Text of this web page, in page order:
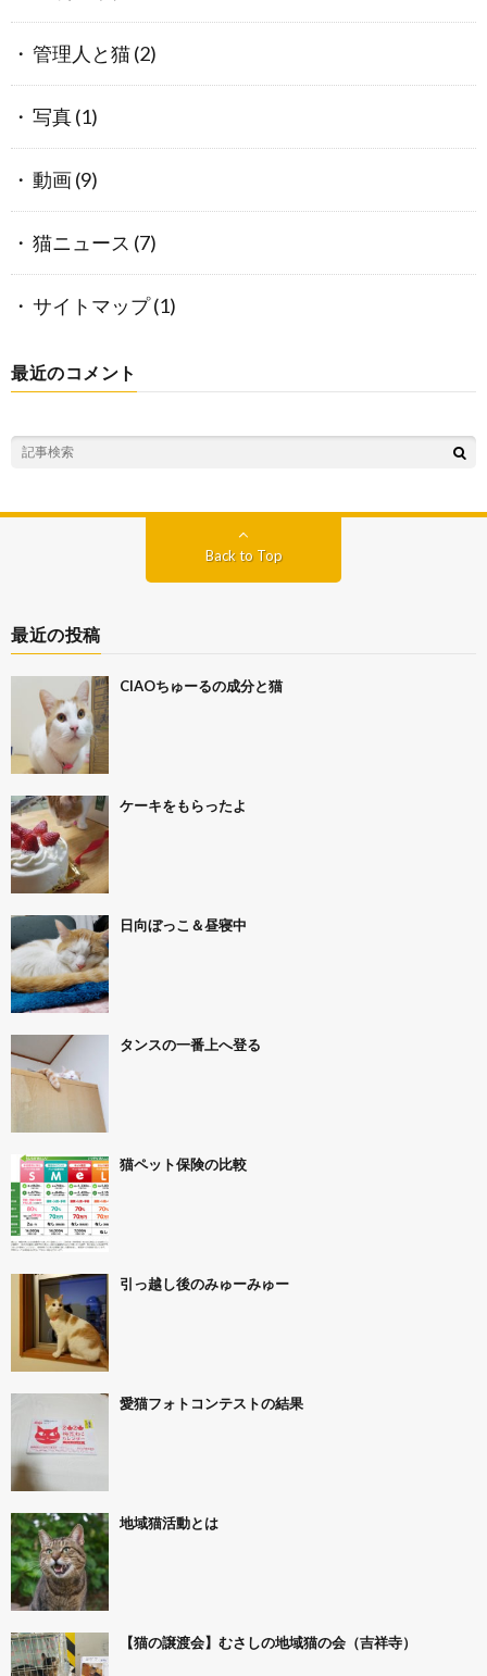
管理人と猫(2)
写真(1)
動画(9)
猫ニュース (7)
サイトマップ(1)
最近のコメント
Back to Top
最近の投稿
CIAOちゅーるの成分と猫
ケーキをもらったよ
日向ぼっこ＆昼寝中
タンスの一番上へ登る
猫ペット保険の比較
引っ越し後のみゅーみゅー
愛猫フォトコンテストの結果
地域猫活動とは
【猫の譲渡会】むさしの地域猫の会（吉祥寺）